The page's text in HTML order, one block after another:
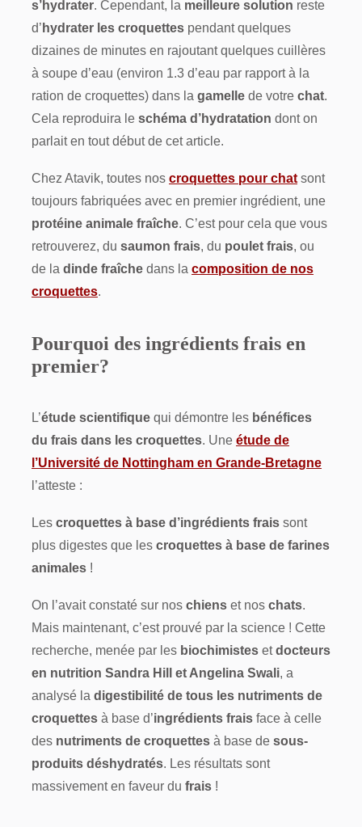
s’hydrater. Cependant, la meilleure solution reste
d’ hydrater les croquettes pendant quelques
dizaines de minutes en rajoutant quelques cuillères
à soupe d’eau (environ 1.3 d’eau par rapport à la
ration de croquettes) dans la gamelle de votre chat.
Cela reproduira le schéma d’hydratation dont on
parlait en tout début de cet article.
Chez Atavik, toutes nos croquettes pour chat sont
toujours fabriquées avec en premier ingrédient, une
protéine animale fraîche. C’est pour cela que vous
retrouverez, du saumon frais, du poulet frais, ou
de la dinde fraîche dans la composition de nos
croquettes.
Pourquoi des ingrédients frais en
premier?
L’étude scientifique qui démontre les bénéfices
du frais dans les croquettes. Une étude de
l’Université de Nottingham en Grande-Bretagne
l’atteste :
Les croquettes à base d’ingrédients frais sont
plus digestes que les croquettes à base de farines
animales !
On l’avait constaté sur nos chiens et nos chats.
Mais maintenant, c’est prouvé par la science ! Cette
recherche, menée par les biochimistes etdocteurs
en nutrition Sandra Hill et Angelina Swali, a
analysé la digestibilité de tous les nutriments de
croquettes à base d’ingrédients frais face à celle
des nutriments de croquettes à base de sous-
produits déshydratés. Les résultats sont
massivement en faveur du frais !